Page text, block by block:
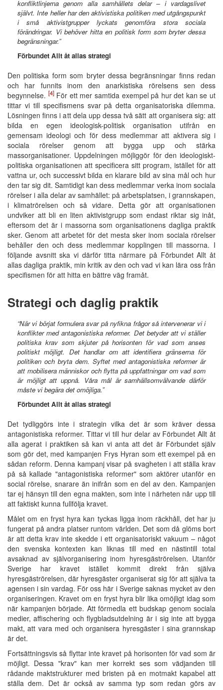
konfliktlinjerna genom alla samhällets delar – i vardagslivet
självt. Inte heller har den aktivistiska politiken med utgångspunkt
i små aktivistgrupper lyckats genomföra stora sociala
förändringar. Vi behöver hitta en politisk form som bryter dessa
begränsningar.”
Förbundet Allt åt allas strategi
Den politiska form som bryter dessa begränsningar finns redan
och har funnits inom den anarkistiska rörelsens sen dess
begynnelse. [4]För ett mer samtida exempel på hur det kan se ut
tittar vi till specifismens svar på detta organisatoriska dilemma.
Lösningen finns i att dela upp dessa två sätt att organisera sig: att
bilda en egen ideologisk-politisk organisation utifrån en
gemensam ideologi och för dess medlemmar att aktivera sig i
sociala rörelser genom att bygga upp och stärka
massorganisationer. Uppdelningen möjliggör för den ideologiskt-
politiska organisationen att specificera sitt program, istället för att
vattna ur, och successivt bilda en klarare bild av sina mål och hur
den tar sig dit. Samtidigt kan dess medlemmar verka inom sociala
rörelser i alla delar av samhället: på arbetsplatsen, i grannskapen,
i klimatrörelsen och så vidare. Detta gör att organisationen
undviker att bli en liten aktivistgrupp som endast riktar sig inåt,
eftersom det är i massorna som organisationens dagliga praktik
sker. Genom att arbetet för det mesta sker inom sociala rörelser
behåller den och dess medlemmar kopplingen till massorna. I
följande avsnitt ska vi därför titta närmare på Förbundet Allt åt
allas dagliga praktik, min kritik av den och vad vi kan lära oss från
specifismen för att hitta en bättre väg framåt.
Strategi och daglig praktik
“När vi börjat formulera svar på nyfikna frågor så intervenerar vi i
konflikter med antagonistiska reformer. Det betyder att vi ställer
politiska krav som skjuter på horisonten för vad som anses
politiskt möjligt. Det handlar om att identifiera gränserna för
politiken och bryta dem. Syftet med antagonistiska reformer är
att mobilisera människor och flytta på uppfattningar om vad som
är möjligt att uppnå. Våra mål är samhällsomvälvande därför
måste vi begära det omöjliga.”
Förbundet Allt åt allas strategi
Det tydliggörs inte i strategin vilka det är som kräver dessa
antagonistiska reformer. Tittar vi till hur delar av Förbundet Allt åt
alla agerat i praktiken så kan vi anta att det är Förbundet själv
som gör det, med kampanjen Frys Hyran som ett exempel på en
sådan reform. Denna kampanj visar på svagheten i att ställa krav
på så kallade "antagonistiska reformer" som aktörer utanför en
social rörelse, snarare än inifrån som en del av den. Kampanjen
tar ej hänsyn till den egna makten, som inte i närheten når upp till
att faktiskt kunna fullfölja kravet.
Målet om en fryst hyra kan tyckas ligga inom räckhåll, det har ju
fungerat på andra platser runtom världen. Det som då glöms bort
är att detta krav inte skedde i ett organisatoriskt vakuum – något
den svenska kontexten kan liknas till med en nästintill total
avsaknad av självorganisering inom hyresgäströrelsen. Utanför
Sverige har kravet istället kommit direkt från själva
hyresgäströrelsen, där hyresgäster organiserat sig för att själva ta
agensen i sin vardag. För oss här i Sverige saknas mycket av den
organiseringen. Kravet om en fryst hyra blir lika omöjligt idag som
när kampanjen började. Att förmedla ett budskap genom sociala
medier, affischering och flygbladsutdelning är i sig inte att bygga
makt, att vara med och organisera hyresgäster i sina grannskap
är det.
Fortsättningsvis så flyttar inte kravet på horisonten för vad som är
möjligt. Dessa "krav" kan mer korrekt ses som vädjanden till
rådande maktstrukturer med bristen på en motmakt kapabel att
ställa dem. Det är också av samma typ som redan görs av